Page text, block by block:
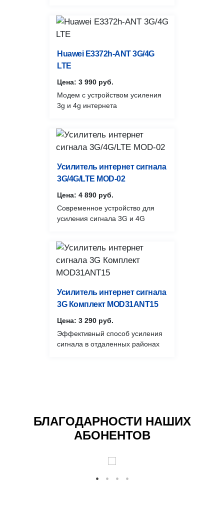
Huawei E3372h-ANT 3G/4G
LTE
Цена: 3 990 руб.
Модем с устройством усиления
3g и 4g интернета
Усилитель интернет сигнала
3G/4G/LTE MOD-02
Цена: 4 890 руб.
Современное устройство для
усиления сигнала 3G и 4G
Усилитель интернет сигнала
3G Комплект MOD31ANT15
Цена: 3 290 руб.
Эффективный способ усиления
сигнала в отдаленных районах
БЛАГОДАРНОСТИ НАШИХ
АБОНЕНТОВ